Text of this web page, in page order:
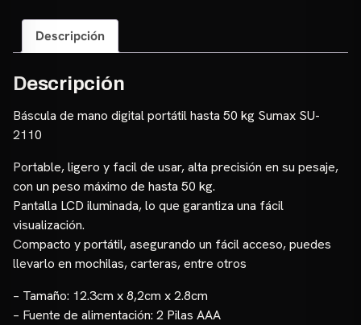
2110
cantidad
Descripción
Descripción
Báscula de mano digital portátil hasta 50 kg Sumax SU-
2110
Portable, ligero y facil de usar, alta precisión en su pesaje,
con un peso máximo de hasta 50 kg.
Pantalla LCD iluminada, lo que garantiza una fácil
visualización.
Compacto y portátil, asegurando un fácil acceso, puedes
llevarlo en mochilas, carteras, entre otros
– Tamaño: 12.3cm x 8,2cm x 2.8cm
– Fuente de alimentación: 2 Pilas AAA